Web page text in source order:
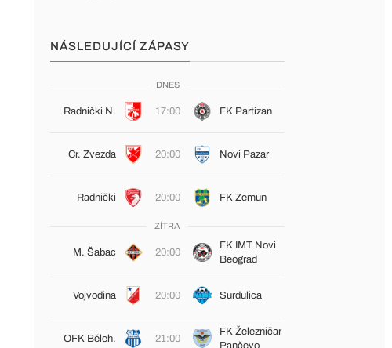
NÁSLEDUJÍCÍ ZÁPASY
DNES
Radnički N. 17:00 FK Partizan
Cr. Zvezda 20:00 Novi Pazar
Radnički 20:00 FK Zemun
ZÍTRA
M. Šabac 20:00
FK IMT Novi
Beograd
Vojvodina 20:00 Surdulica
OFK Běleh. 21:00
FK Železničar
Pančevo